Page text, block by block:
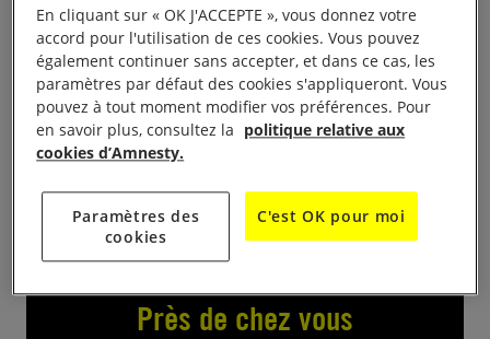
de pétitions. R.D.V. le 12 et 13 mars de 10 h à 18 h
à l’ancienne Bibliothèque (espace Pestourie). bus,
tram T2: arrêt « Hôtel de ville ».
Pour tout contact et information : 04 26 00 00 88 ou
04 72 32 08 74 .
Près de chez vous
En cliquant sur « OK J'ACCEPTE », vous donnez votre
accord pour l'utilisation de ces cookies. Vous pouvez
également continuer sans accepter, et dans ce cas, les
paramètres par défaut des cookies s'appliqueront. Vous
pouvez à tout moment modifier vos préférences. Pour
en savoir plus, consultez la politique relative aux
cookies d’Amnesty.
Paramètres des
cookies
C'est OK pour moi